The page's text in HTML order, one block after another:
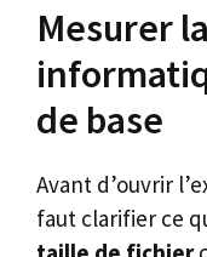
Mesurer
de base
Avant d’ouvrir
faut clarifier ce